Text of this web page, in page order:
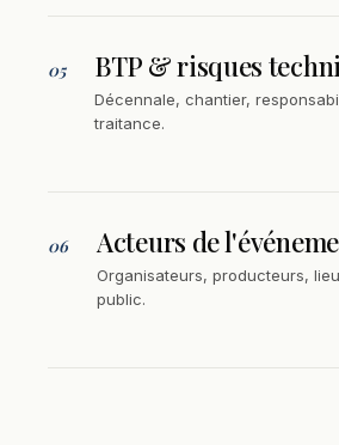
05 BTP & risques
Décennale, chantier,
traitance.
06 Acteurs de
Organisateurs, producteurs,
public.